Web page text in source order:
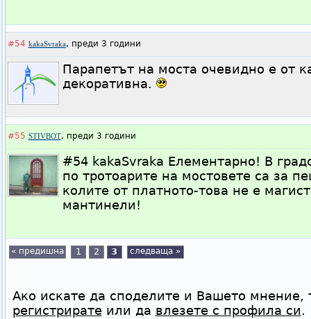
#54 kakaSvraka, преди 3 години
Парапетът на моста очевидно е от
декоративна.
#55 STIVBOT, преди 3 години
#54 kakaSvraka Елементарно! В
по тротоарите на мостовете са за
колите от платното-това не е
мантинели!
« предишна 1 2 3 следваща »
Ако искате да споделите и Вашето мнение,
регистриратеили да влезете с профила си.